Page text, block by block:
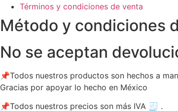
Términos y condiciones de venta
Método y condiciones
No se aceptan
📌Todos nuestros productos son hechos a
Gracias por apoyar lo hecho en México
📌Todos nuestros precios son más IVA 🧾 .